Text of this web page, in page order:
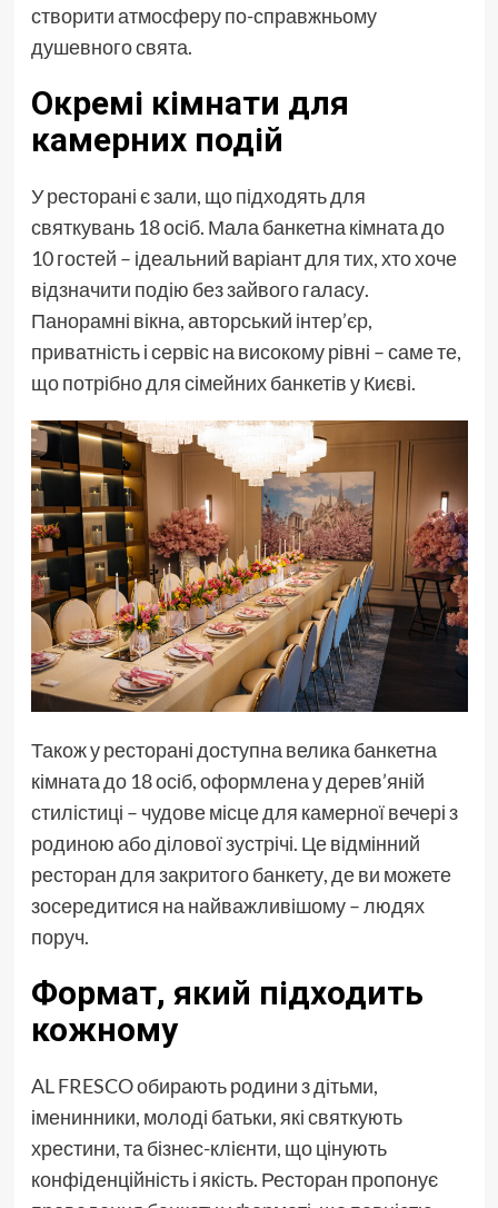
створити атмосферу по-справжньому
душевного свята.
Окремі кімнати для
камерних подій
У ресторані є зали, що підходять для
святкувань 18 осіб. Мала банкетна кімната до
10 гостей – ідеальний варіант для тих, хто хоче
відзначити подію без зайвого галасу.
Панорамні вікна, авторський інтер’єр,
приватність і сервіс на високому рівні – саме те,
що потрібно для сімейних банкетів у Києві.
Також у ресторані доступна велика банкетна
кімната до 18 осіб, оформлена у дерев’яній
стилістиці – чудове місце для камерної вечері з
родиною або ділової зустрічі. Це відмінний
ресторан для закритого банкету, де ви можете
зосередитися на найважливішому – людях
поруч.
Формат, який підходить
кожному
AL FRESCO обирають родини з дітьми,
іменинники, молоді батьки, які святкують
хрестини, та бізнес-клієнти, що цінують
конфіденційність і якість. Ресторан пропонує